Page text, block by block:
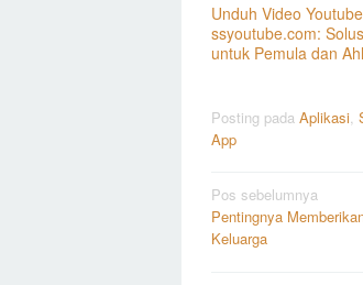
Unduh Video
ssyoutube.com:
untuk Pemula dan
Posting pada Aplikasi
App
Navigasi
pos
Pos sebelumnya
Pentingnya
Keluarga